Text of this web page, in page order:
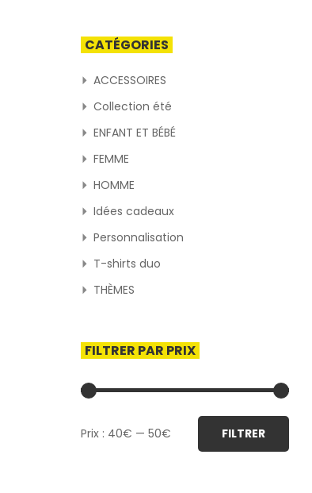
CATÉGORIES
ACCESSOIRES
Collection été
ENFANT ET BÉBÉ
FEMME
HOMME
Idées cadeaux
Personnalisation
T-shirts duo
THÈMES
FILTRER PAR PRIX
min
max
FILTRER
Prix : 40€ — 50€